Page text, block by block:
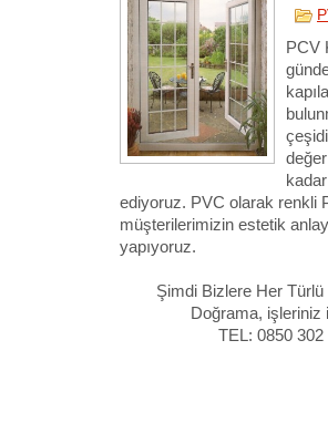
PCV
ediyoruz. PVC olarak renkli
müşterilerimizin estetik
yapıyoruz.
Şimdi Bizlere Her
Doğrama, işleriniz
TEL: 0850